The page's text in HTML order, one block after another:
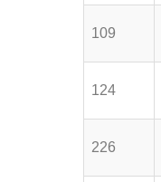
109
124
226